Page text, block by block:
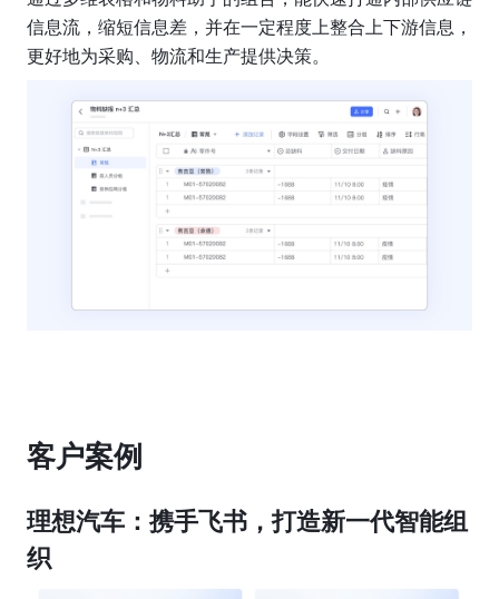
信息流，缩短信息差，并在一定程度上整合上下游信息，
更好地为采购、物流和生产提供决策。
客户案例
理想汽车：携手飞书，打造新一代智能组
织